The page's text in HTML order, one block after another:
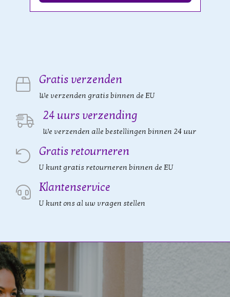
Gratis verzenden
We verzenden gratis binnen de EU
24 uurs verzending
We verzenden alle bestellingen binnen 24 uur
Gratis retourneren
U kunt gratis retourneren binnen de EU
Klantenservice
U kunt ons al uw vragen stellen